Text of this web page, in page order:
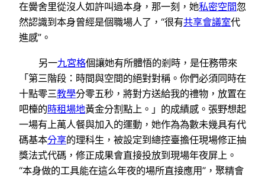
在黌舍里從沒人如許叫過本身，那一刻，她私密空間忽
然認識到本身曾經是個職場人了，“很有共享會議室代
進感”。
另一九宮格個讓她有所體悟的剎時，是任務帶來
「第三階段：時間與空間的絕對對稱。你們必須同時在
十點零三教學分零五秒，將對方送給我的禮物，放置在
吧檯的時租場地黃金分割點上。」的成績感。張野想起
一場有上萬人餐與加入的運動，她作為為數未幾具有代
碼基本分享的理科生，被設定到總控臺擔任現場修正抽
獎法式代碼，修正成果會直接投放到現場年夜屏上。
“本身做的工具能在這么年夜的場所直接應用”，聚精會